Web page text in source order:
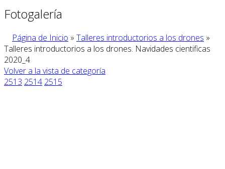
Fotogalería
Página de Inicio » Talleres introductorios a los drones »
Talleres introductorios a los drones. Navidades cientificas
2020_4
Volver a la vista de categoría
2513 2514 2515